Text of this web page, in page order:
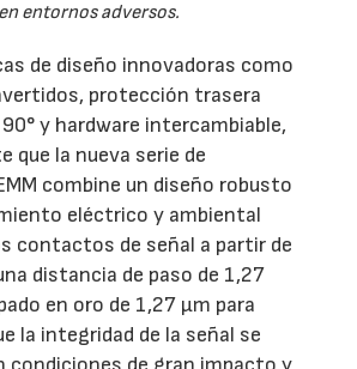
en entornos adversos.
de diseño innovadoras como
protección trasera
y hardware intercambiable,
que la nueva serie de
combine un diseño robusto
eléctrico y ambiental
contactos de señal a partir de
distancia de paso de 1,27
en oro de 1,27 µm para
la integridad de la señal se